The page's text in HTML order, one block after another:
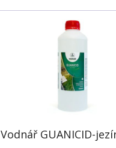
Vodnář GUANICID-